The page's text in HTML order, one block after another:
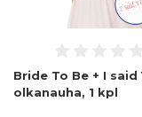
Bride To Be + I said
olkanauha, 1 kpl